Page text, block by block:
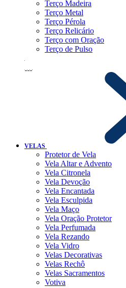
Terço Madeira
Terço Metal
Terço Pérola
Terço Relicário
Terço com Oração
Terço de Pulso
VELAS
Protetor de Vela
Vela Altar e Advento
Vela Citronela
Vela Devoção
Vela Encantada
Vela Esculpida
Vela Maço
Vela Oração Protetor
Vela Perfumada
Vela Rezando
Vela Vidro
Velas Decorativas
Velas Rechô
Velas Sacramentos
Votiva